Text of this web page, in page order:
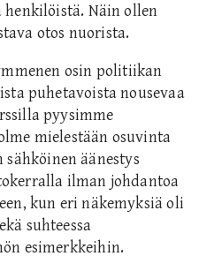
Näin ollen
otos nuorista.
osin politiikan
puhetavoista nousevaa
pyysimme
mielestään osuvinta
äänestys
ilman johdantoa
kun eri näkemyksiä oli
suhteessa
esimerkkeihin.